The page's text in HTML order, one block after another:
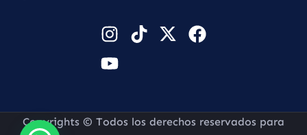
Copyrights © Todos los derechos reservados para